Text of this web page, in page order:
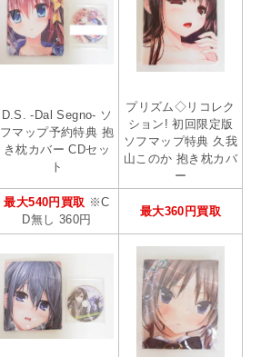
D.S. -Dal Segno- ソ
フマップ予約特典 抱
き枕カバー CDセッ
ト
プリズム◇リコレク
ション! 初回限定版
ソフマップ特典 久我
山このか 抱き枕カバ
ー
最大540円買取 ※C
D無し 360円
最大360円買取